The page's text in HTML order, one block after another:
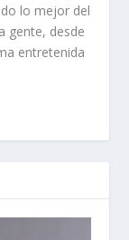
lo mejor del
gente, desde
entretenida